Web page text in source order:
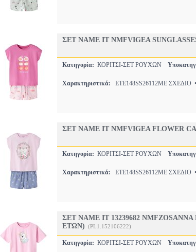
ΣΕΤ NAME IT NMFVIGEA
Κατηγορία: ΚΟΡΙΤΣΙ-ΣΕΤ ΡΟΥΧΩΝ
Χαρακτηριστικά: ETE148SS26112ΜΕ ΣΧΕΔΙΟ
ΣΕΤ NAME IT NMFVIGEA FLOWER
Κατηγορία: ΚΟΡΙΤΣΙ-ΣΕΤ ΡΟΥΧΩΝ
Χαρακτηριστικά: ETE148SS26112ΜΕ
ΣΕΤ NAME IT 13239682
ΕΤΩΝ) (PL1.152106222)
Κατηγορία: ΚΟΡΙΤΣΙ-ΣΕΤ ΡΟΥΧΩΝ